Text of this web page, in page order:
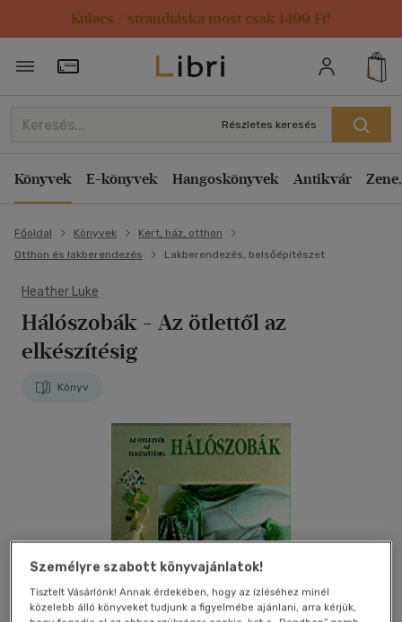
Kulacs / strandtáska most csak 1499 Ft!
Törzsvásárlói Kártya adatai
Részletes keresés
Könyvek E-könyvek Hangoskönyvek Antikvár
Főoldal Könyvek
Kert, ház, otthon
Otthon és lakberendezés
Lakberendezés, belsőépítészet
Heather Luke
Hálószobák - Az ötlettől az
elkészítésig
Könyv
Személyre szabott könyvajánlatok!
Tisztelt Vásárlónk! Annak érdekében, hogy az ízléséhez minél
közelebb álló könyveket tudjunk a figyelmébe ajánlani, arra kérjük,